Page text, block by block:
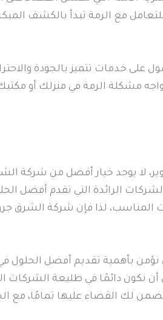
مع الرمة تبدأ بالكشف
خدمات تتميز بالجودة
تواجه مشكلة الرمة في منزلك أو
لا يوجد خيار أفضل من شركة
الرائدة التي تقدم أفضل
المناسب، لذا فإن شركة الشرق
بأهمية تقديم أفضل الحلول
دائمًا في طليعة الشركات
لك القضاء عليها تمامًا، مع